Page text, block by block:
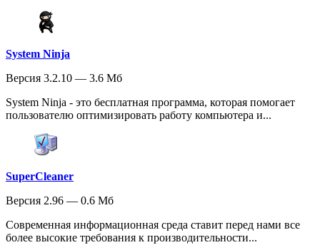
System Ninja
Версия 3.2.10 — 3.6 Мб
System Ninja - это бесплатная программа, которая помогает
пользователю оптимизировать работу компьютера и...
SuperCleaner
Версия 2.96 — 0.6 Мб
Современная информационная среда ставит перед нами все
более высокие требования к производительности...